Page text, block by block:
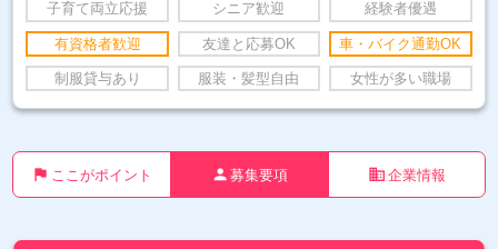
子育て両立応援 シニア歓迎 経験者優遇
有資格者歓迎 友達と応募OK 車・バイク通勤OK
制服貸与あり 服装・髪型自由 女性が多い職場
flag ここがポイント person 募集要項 business 企業情報